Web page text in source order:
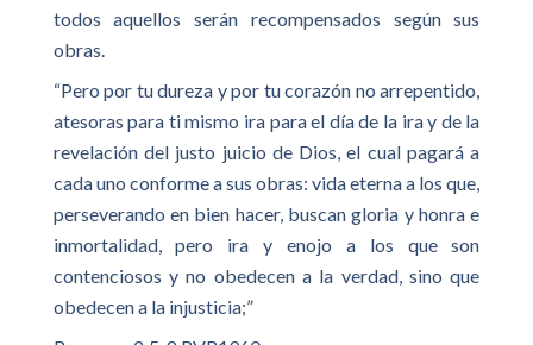
todos aquellos serán recompensados según sus
obras.
“Pero por tu dureza y por tu corazón no arrepentido,
atesoras para ti mismo ira para el día de la ira y de la
revelación del justo juicio de Dios, el cual pagará a
cada uno conforme a sus obras: vida eterna a los que,
perseverando en bien hacer, buscan gloria y honra e
inmortalidad, pero ira y enojo a los que son
contenciosos y no obedecen a la verdad, sino que
obedecen a la injusticia;”